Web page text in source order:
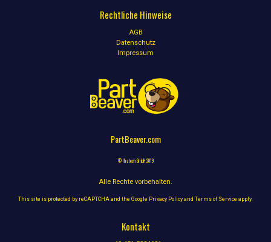
Rechtliche Hinweise
AGB
Datenschutz
Impressum
PartBeaver.com
© Ifratech GmbH 2019
Alle Rechte vorbehalten.
This site is protected by reCAPTCHA and the Google Privacy Policy and Terms of Service apply.
Kontakt